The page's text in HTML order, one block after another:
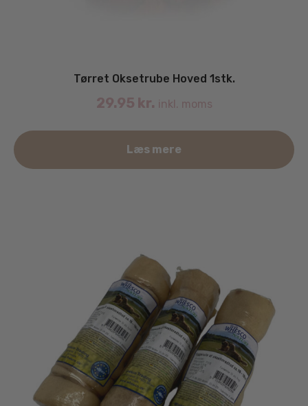
Tørret Oksetrube Hoved 1stk.
29.95 kr. inkl. moms
Læs mere